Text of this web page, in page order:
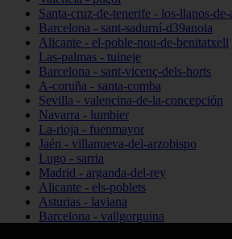
Santa-cruz-de-tenerife - los-llanos-de-
Barcelona - sant-sadurní-d39anoia
Alicante - el-poble-nou-de-benitatxell
Las-palmas - tuineje
Barcelona - sant-vicenç-dels-horts
A-coruña - santa-comba
Sevilla - valencina-de-la-concepción
Navarra - lumbier
La-rioja - fuenmayor
Jaén - villanueva-del-arzobispo
Lugo - sarria
Madrid - arganda-del-rey
Alicante - els-poblets
Asturias - laviana
Barcelona - vallgorguina